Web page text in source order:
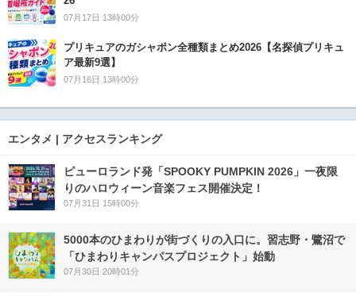
07月17日 13時00分
プリキュアのガシャポン全種類まとめ2026【名探偵プリキュ
ア最新9選】
07月16日 13時00分
エンタメ | アクセスランキング
ピューロランド発「SPOOKY PUMPKIN 2026」一夜限
りのハロウィーン音楽フェス開催決定！
07月31日 15時00分
5000本のひまわりが街づくりの入口に。習志野・鷺沼で
「ひまわりキャンパスプロジェクト」始動
07月30日 20時01分